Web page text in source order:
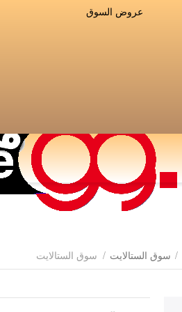
عروض السوق
/ سوق الستالايت / سوق الستالايت